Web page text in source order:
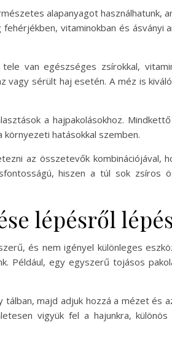
alapanyagot használhatunk,
vitaminokban és
van egészséges zsírokkal,
vagy sérült haj esetén. A méz is
a hajpakolásokhoz.
hatásokkal szemben.
az összetevők kombinációjával,
hiszen a túl sok
lépésről
és nem igényel különleges
Például, egy egyszerű tojásos
majd adjuk hozzá a mézet és
vigyük fel a hajunkra,